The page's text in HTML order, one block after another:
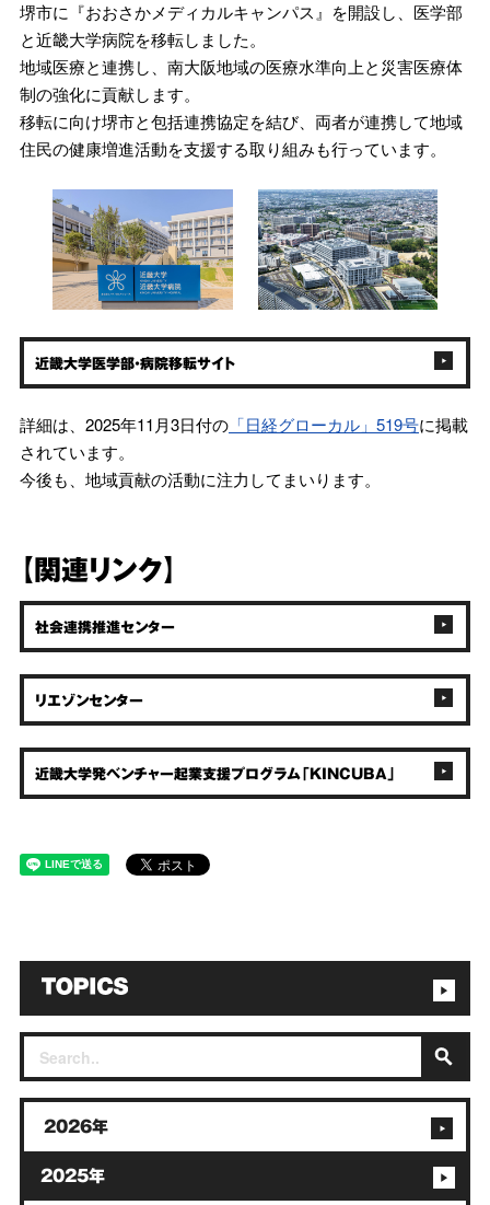
堺市に『おおさかメディカルキャンパス』を開設し、医学部
と近畿大学病院を移転しました。
地域医療と連携し、南大阪地域の医療水準向上と災害医療体
制の強化に貢献します。
移転に向け堺市と包括連携協定を結び、両者が連携して地域
住民の健康増進活動を支援する取り組みも行っています。
近畿大学医学部・病院移転サイト
詳細は、2025年11月3日付の 「日経グローカル」519号に掲載
されています。
今後も、地域貢献の活動に注力してまいります。
【関連リンク】
社会連携推進センター
リエゾンセンター
近畿大学発ベンチャー起業支援プログラム「KINCUBA」
2026年
2025年